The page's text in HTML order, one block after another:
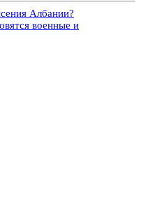
Албании?
военные и